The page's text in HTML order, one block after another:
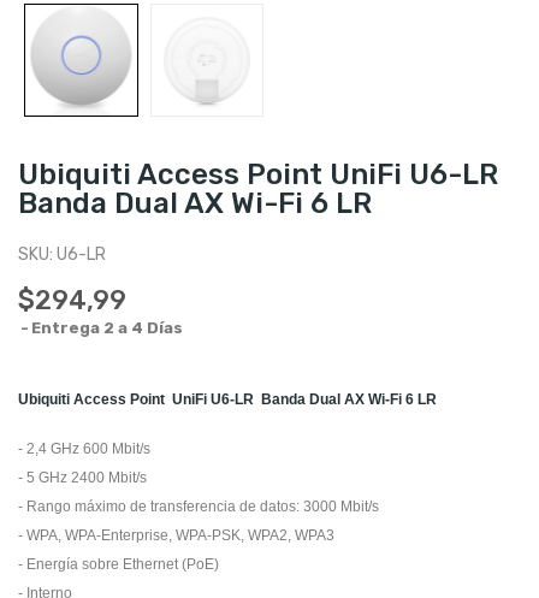
Ubiquiti Access Point UniFi U6-LR
Banda Dual AX Wi-Fi 6 LR
SKU: U6-LR
$294,99
Entrega 2 a 4 Días
Ubiquiti Access Point UniFi U6-LR Banda Dual AX Wi-Fi 6 LR
- 2,4 GHz 600 Mbit/s
- 5 GHz 2400 Mbit/s
- Rango máximo de transferencia de datos: 3000 Mbit/s
- WPA, WPA-Enterprise, WPA-PSK, WPA2, WPA3
- Energía sobre Ethernet (PoE)
- Interno